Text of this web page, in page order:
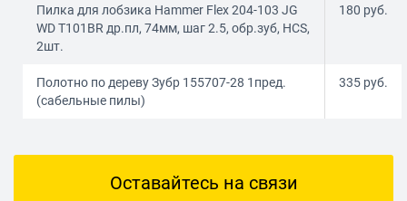
Пилка для лобзика Hammer Flex 204-103 JG
WD T101BR др.пл, 74мм, шаг 2.5, обр.зуб, HCS,
2шт.
180 руб.
Полотно по дереву Зубр 155707-28 1пред.
(сабельные пилы)
335 руб.
Оставайтесь на связи